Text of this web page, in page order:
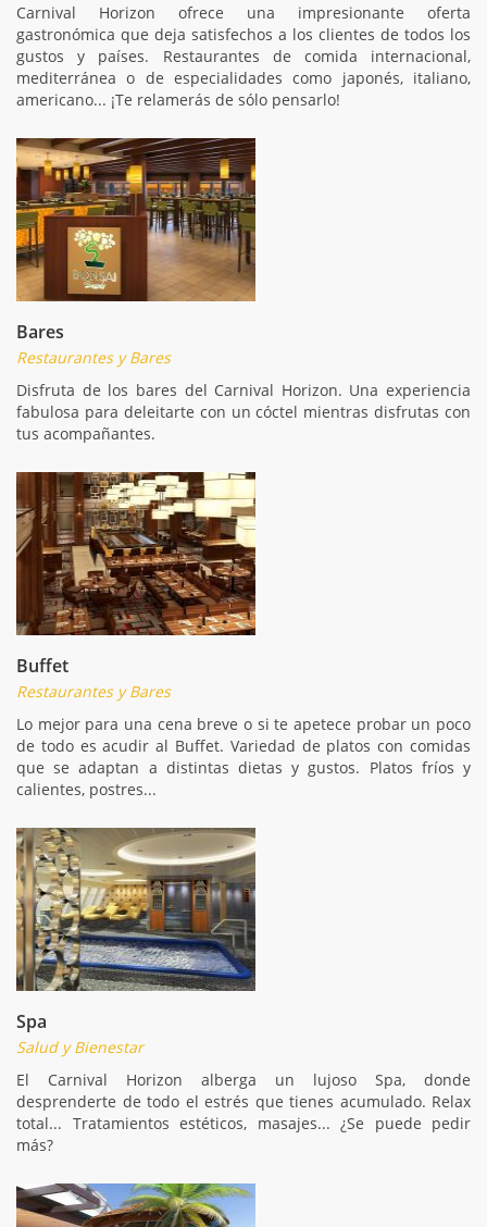
Carnival Horizon ofrece una impresionante oferta
gastronómica que deja satisfechos a los clientes de todos los
gustos y países. Restaurantes de comida internacional,
mediterránea o de especialidades como japonés, italiano,
americano... ¡Te relamerás de sólo pensarlo!
Bares
Restaurantes y Bares
Disfruta de los bares del Carnival Horizon. Una experiencia
fabulosa para deleitarte con un cóctel mientras disfrutas con
tus acompañantes.
Buffet
Restaurantes y Bares
Lo mejor para una cena breve o si te apetece probar un poco
de todo es acudir al Buffet. Variedad de platos con comidas
que se adaptan a distintas dietas y gustos. Platos fríos y
calientes, postres...
Spa
Salud y Bienestar
El Carnival Horizon alberga un lujoso Spa, donde
desprenderte de todo el estrés que tienes acumulado. Relax
total... Tratamientos estéticos, masajes... ¿Se puede pedir
más?